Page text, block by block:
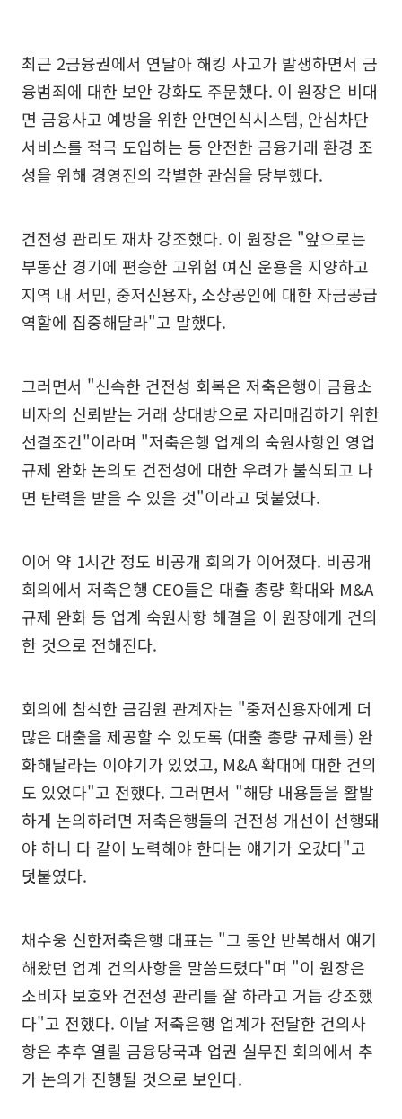
최근 2금융권에서 연달아 해킹 사고가 발생하면서 금
융범죄에 대한 보안 강화도 주문했다. 이 원장은 비대
면 금융사고 예방을 위한 안면인식시스템, 안심차단
서비스를 적극 도입하는 등 안전한 금융거래 환경 조
성을 위해 경영진의 각별한 관심을 당부했다.
건전성 관리도 재차 강조했다. 이 원장은 "앞으로는
부동산 경기에 편승한 고위험 여신 운용을 지양하고
지역 내 서민, 중저신용자, 소상공인에 대한 자금공급
역할에 집중해달라"고 말했다.
그러면서 "신속한 건전성 회복은 저축은행이 금융소
비자의 신뢰받는 거래 상대방으로 자리매김하기 위한
선결조건"이라며 "저축은행 업계의 숙원사항인 영업
규제 완화 논의도 건전성에 대한 우려가 불식되고 나
면 탄력을 받을 수 있을 것"이라고 덧붙였다.
이어 약 1시간 정도 비공개 회의가 이어졌다. 비공개
회의에서 저축은행 CEO들은 대출 총량 확대와 M&A
규제 완화 등 업계 숙원사항 해결을 이 원장에게 건의
한 것으로 전해진다.
회의에 참석한 금감원 관계자는 "중저신용자에게 더
많은 대출을 제공할 수 있도록 (대출 총량 규제를) 완
화해달라는 이야기가 있었고, M&A 확대에 대한 건의
도 있었다"고 전했다. 그러면서 "해당 내용들을 활발
하게 논의하려면 저축은행들의 건전성 개선이 선행돼
야 하니 다 같이 노력해야 한다는 얘기가 오갔다"고
덧붙였다.
채수웅 신한저축은행 대표는 "그 동안 반복해서 얘기
해왔던 업계 건의사항을 말씀드렸다"며 "이 원장은
소비자 보호와 건전성 관리를 잘 하라고 거듭 강조했
다"고 전했다. 이날 저축은행 업계가 전달한 건의사
항은 추후 열릴 금융당국과 업권 실무진 회의에서 추
가 논의가 진행될 것으로 보인다.